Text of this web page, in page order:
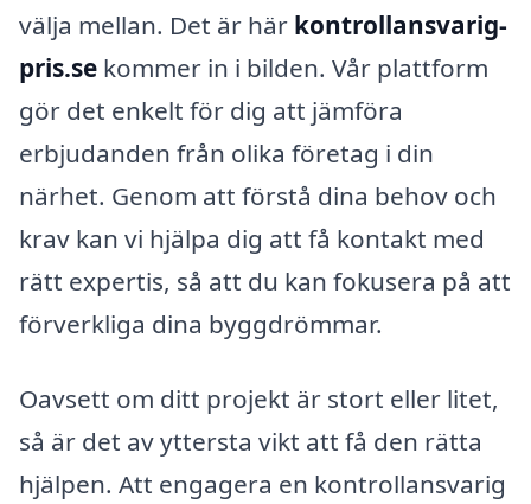
välja mellan. Det är här kontrollansvarig-
pris.se kommer in i bilden. Vår plattform
gör det enkelt för dig att jämföra
erbjudanden från olika företag i din
närhet. Genom att förstå dina behov och
krav kan vi hjälpa dig att få kontakt med
rätt expertis, så att du kan fokusera på att
förverkliga dina byggdrömmar.
Oavsett om ditt projekt är stort eller litet,
så är det av yttersta vikt att få den rätta
hjälpen. Att engagera en kontrollansvarig